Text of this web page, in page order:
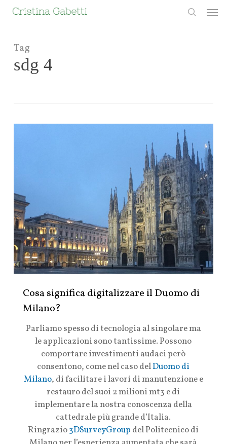
Skip
content
Tag
sdg 4
Cosa significa digitalizzare il Duomo di
Milano?
Parliamo spesso di tecnologia al singolare ma
le applicazioni sono tantissime. Possono
comportare investimenti audaci però
consentono, come nel caso delDuomo di
Milano, di facilitare i lavori di manutenzione e
restauro del suoi 2 milioni mt3 e di
implementare la nostra conoscenza della
cattedrale più grande d’Italia.
Ringrazio3DSurveyGroup del Politecnico di